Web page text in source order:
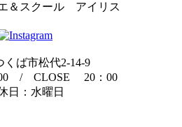
＆スクール アイリス
くば市松代2-14-9
/ CLOSE 20：00
日：水曜日